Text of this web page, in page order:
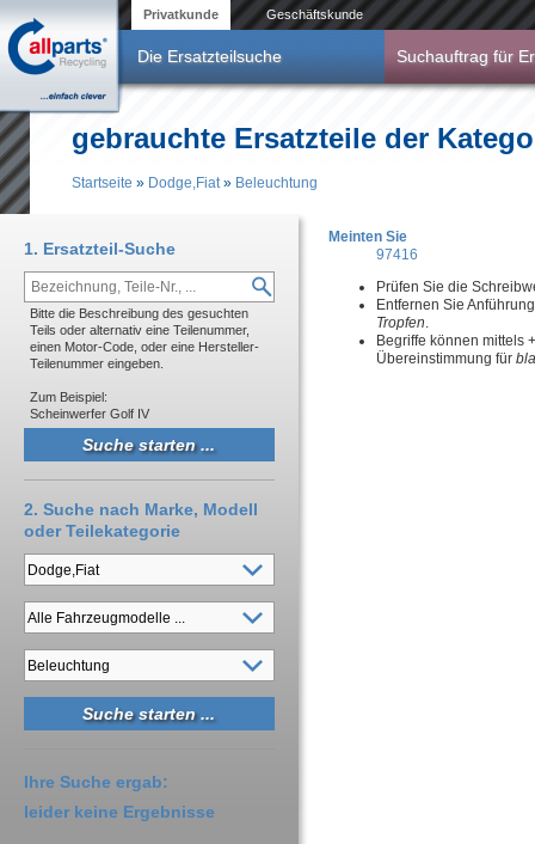
Privatkunde Geschäftskunde
Die Ersatzteilsuche Suchauftrag für
gebrauchte Ersatzteile der
Startseite » Dodge,Fiat» Beleuchtung
Meinten Sie
97416
Prüfen Sie die
Entfernen Sie
Tropfen.
Begriffe können mittels
Übereinstimmung für
1. Ersatzteil-Suche
Bitte die Beschreibung des gesuchten
Teils oder alternativ eine Teilenummer,
einen Motor-Code, oder eine Hersteller-
Teilenummer eingeben.
Zum Beispiel:
Scheinwerfer Golf IV
2. Suche nach Marke, Modell
oder Teilekategorie
Ihre Suche ergab:
leider keine Ergebnisse